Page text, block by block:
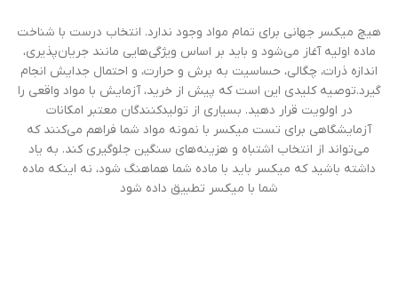
هیچ میکسر جهانی برای تمام مواد وجود ندارد. انتخاب درست با شناخت
ماده اولیه آغاز می‌شود و باید بر اساس ویژگی‌هایی مانند جریان‌پذیری،
اندازه ذرات، چگالی، حساسیت به برش و حرارت، و احتمال جدایش انجام
گیرد.توصیه کلیدی این است که پیش از خرید، آزمایش با مواد واقعی را
در اولویت قرار دهید. بسیاری از تولیدکنندگان معتبر امکانات
آزمایشگاهی برای تست میکسر با نمونه مواد شما فراهم می‌کنند که
می‌تواند از انتخاب اشتباه و هزینه‌های سنگین جلوگیری کند. به یاد
داشته باشید که میکسر باید با ماده شما هماهنگ شود، نه اینکه ماده
شما با میکسر تطبیق داده شود